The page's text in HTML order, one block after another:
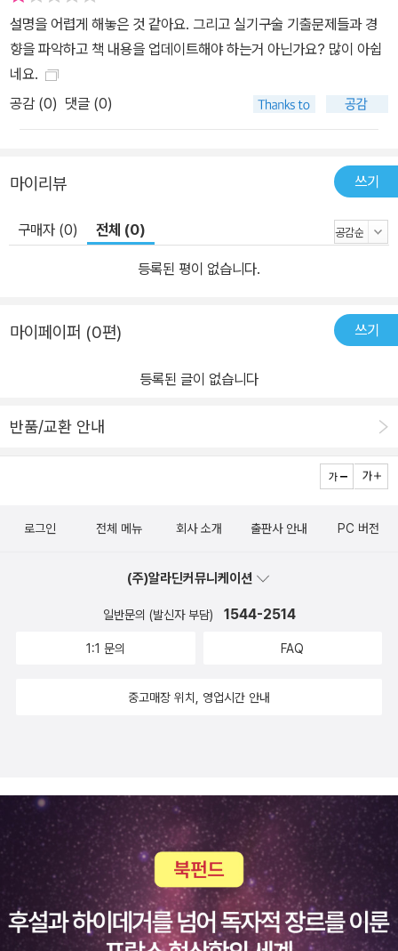
설명을 어렵게 해놓은 것 같아요. 그리고 실기구술 기출문제들과 경
향을 파악하고 책 내용을 업데이트해야 하는거 아닌가요? 많이 아쉽
네요.
공감 (0) 댓글 (0)
마이리뷰 쓰기
구매자 (0) 전체 (0)
등록된 평이 없습니다.
마이페이퍼 (0편) 쓰기
등록된 글이 없습니다
반품/교환 안내
로그인 전체 메뉴 회사 소개 출판사 안내 PC 버전
(주)알라딘커뮤니케이션
일반문의 (발신자 부담) 1544-2514
1:1 문의 FAQ
중고매장 위치, 영업시간 안내